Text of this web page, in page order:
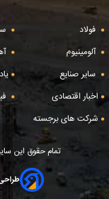
فولاد
آلومینیوم
سایر صنایع
اخبار اقتصادی
شرکت های برجسته
تمام حقوق این